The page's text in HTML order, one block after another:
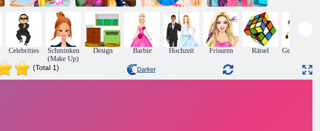
Prinzessin
Ballerina Bullet
Paris Instagram
Selfie
Süßer Prinzessin
Dressing Room
Rachel und Filip
Shopping Day
Celebrities
Schminken
(Make Up)
Design Barbie Hochzeit Frisuren Rätsel
(Total 1) Darker